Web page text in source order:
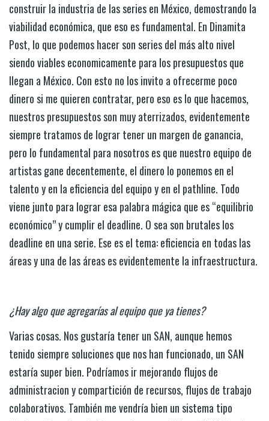
construir la industria de las series en México, demostrando la
viabilidad económica, que eso es fundamental. En Dinamita
Post, lo que podemos hacer son series del más alto nivel
siendo viables economicamente para los presupuestos que
llegan a México. Con esto no los invito a ofrecerme poco
dinero si me quieren contratar, pero eso es lo que hacemos,
nuestros presupuestos son muy aterrizados, evidentemente
siempre tratamos de lograr tener un margen de ganancia,
pero lo fundamental para nosotros es que nuestro equipo de
artistas gane decentemente, el dinero lo ponemos en el
talento y en la eficiencia del equipo y en el pathline. Todo
viene junto para lograr esa palabra mágica que es “equilibrio
económico” y cumplir el deadline. O sea son brutales los
deadline en una serie. Ese es el tema: eficiencia en todas las
áreas y una de las áreas es evidentemente la infraestructura.
¿Hay algo que agregarías al equipo que ya tienes?
Varias cosas. Nos gustaría tener un SAN, aunque hemos
tenido siempre soluciones que nos han funcionado, un SAN
estaría super bien. Podríamos ir mejorando flujos de
administracion y compartición de recursos, flujos de trabajo
colaborativos. También me vendría bien un sistema tipo